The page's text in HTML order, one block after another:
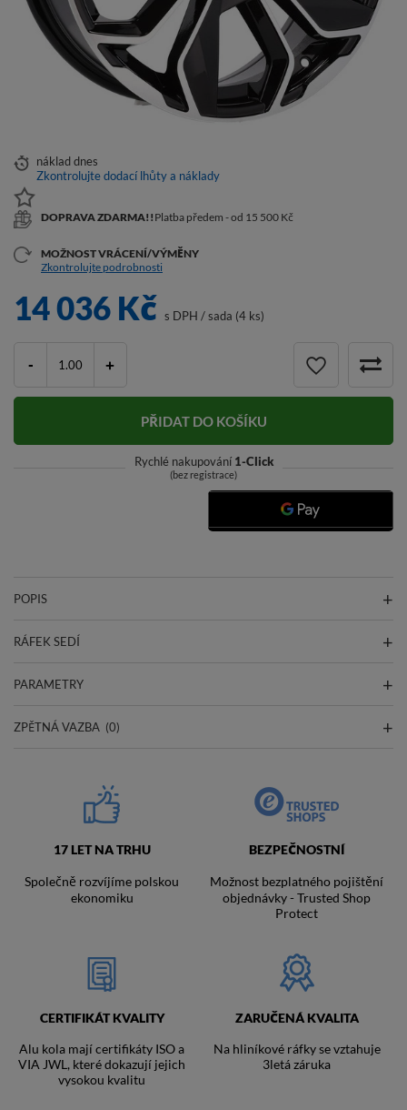
14 036 Kč s DPH /sada (4 ks)
- +
PŘIDAT DO KOŠÍKU
Rychlé nakupování 1-Click
(bez registrace)
nákladdnes
Zkontrolujte dodací lhůty a náklady
DOPRAVA ZDARMA!! Platba předem - od 15 500 Kč
MOŽNOST VRÁCENÍ/VÝMĚNY
Zkontrolujte podrobnosti
POPIS
RÁFEK SEDÍ
PARAMETRY
ZPĚTNÁ VAZBA (0)
17 LET NA TRHU
Společně rozvíjíme polskou
ekonomiku
BEZPEČNOSTNÍ
Možnost bezplatného pojištění
objednávky - Trusted Shop
Protect
CERTIFIKÁT KVALITY
Alu kola mají certifikáty ISO a
VIA JWL, které dokazují jejich
vysokou kvalitu
ZARUČENÁ KVALITA
Na hliníkové ráfky se vztahuje
3letá záruka